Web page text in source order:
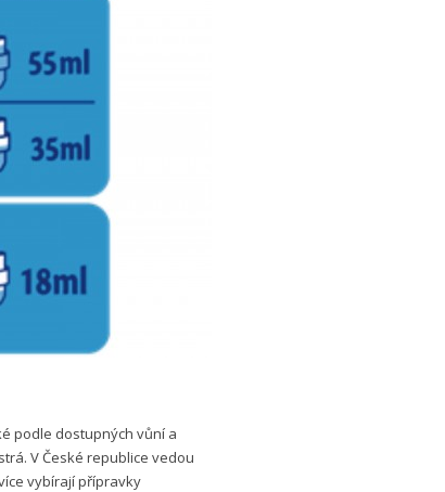
podle dostupných vůní a
V České republice vedou
vybírají přípravky